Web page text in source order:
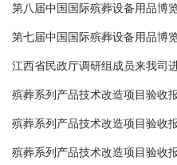
»
第八届中国国际殡葬设备用品博
第七届中国国际殡葬设备用品博
江西省民政厅调研组成员来我司
殡葬系列产品技术改造项目验收
殡葬系列产品技术改造项目验收
殡葬系列产品技术改造项目验收